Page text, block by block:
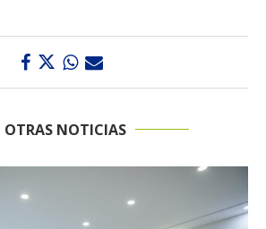
OTRAS NOTICIAS